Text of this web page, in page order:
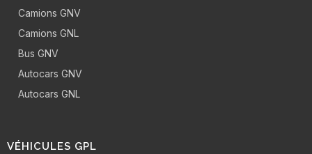
Camions GNV
Camions GNL
Bus GNV
Autocars GNV
Autocars GNL
VÉHICULES GPL